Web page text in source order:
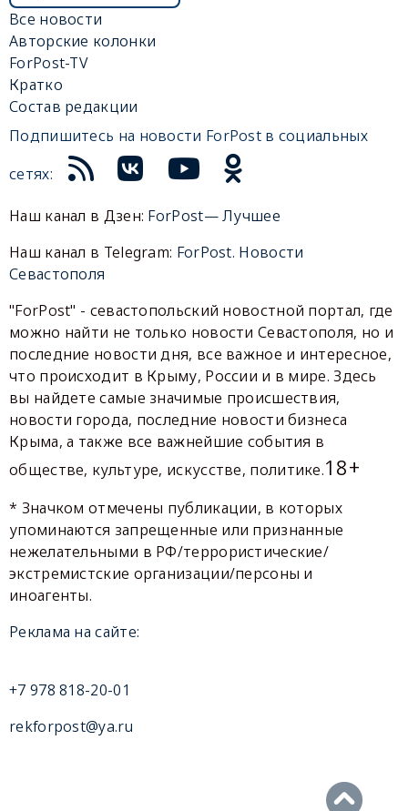
Все новости
Авторские колонки
ForPost-TV
Кратко
Состав редакции
Подпишитесь на новости ForPost в социальных
сетях:
Наш канал в Дзен: ForPost— Лучшее
Наш канал в Telegram: ForPost. Новости
Севастополя
"ForPost" - севастопольский новостной портал, где
можно найти не только новости Севастополя, но и
последние новости дня, все важное и интересное,
что происходит в Крыму, России и в мире. Здесь
вы найдете самые значимые происшествия,
новости города, последние новости бизнеса
Крыма, а также все важнейшие события в
обществе, культуре, искусстве, политике.18+
* Значком отмечены публикации, в которых
упоминаются запрещенные или признанные
нежелательными в РФ/террористические/
экстремистские организации/персоны и
иноагенты.
Реклама на сайте:
+7 978 818-20-01
rekforpost@ya.ru